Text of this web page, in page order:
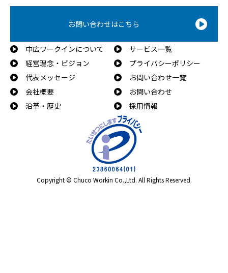
お問い合わせはこちら
中広ワークインについて
経営理念・ビジョン
代表メッセージ
会社概要
沿革・歴史
サービス一覧
プライバシーポリシー
お問い合わせ一覧
お問い合わせ
採用情報
Copyright © Chuco Workin Co.,Ltd. All Rights Reserved.